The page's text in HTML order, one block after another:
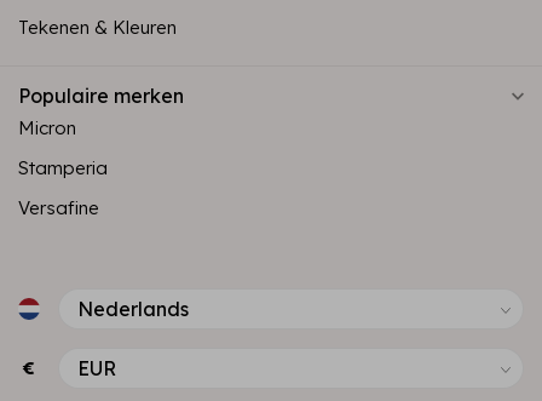
Tekenen & Kleuren
Populaire merken
Micron
Stamperia
Versafine
€